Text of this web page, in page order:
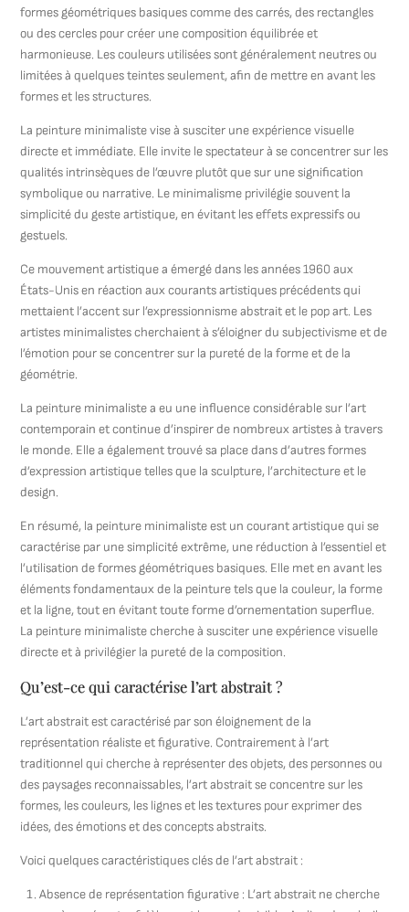
formes géométriques basiques comme des carrés, des rectangles
ou des cercles pour créer une composition équilibrée et
harmonieuse. Les couleurs utilisées sont généralement neutres ou
limitées à quelques teintes seulement, afin de mettre en avant les
formes et les structures.
La peinture minimaliste vise à susciter une expérience visuelle
directe et immédiate. Elle invite le spectateur à se concentrer sur les
qualités intrinsèques de l’œuvre plutôt que sur une signification
symbolique ou narrative. Le minimalisme privilégie souvent la
simplicité du geste artistique, en évitant les effets expressifs ou
gestuels.
Ce mouvement artistique a émergé dans les années 1960 aux
États-Unis en réaction aux courants artistiques précédents qui
mettaient l’accent sur l’expressionnisme abstrait et le pop art. Les
artistes minimalistes cherchaient à s’éloigner du subjectivisme et de
l’émotion pour se concentrer sur la pureté de la forme et de la
géométrie.
La peinture minimaliste a eu une influence considérable sur l’art
contemporain et continue d’inspirer de nombreux artistes à travers
le monde. Elle a également trouvé sa place dans d’autres formes
d’expression artistique telles que la sculpture, l’architecture et le
design.
En résumé, la peinture minimaliste est un courant artistique qui se
caractérise par une simplicité extrême, une réduction à l’essentiel et
l’utilisation de formes géométriques basiques. Elle met en avant les
éléments fondamentaux de la peinture tels que la couleur, la forme
et la ligne, tout en évitant toute forme d’ornementation superflue.
La peinture minimaliste cherche à susciter une expérience visuelle
directe et à privilégier la pureté de la composition.
Qu’est-ce qui caractérise l’art abstrait ?
L’art abstrait est caractérisé par son éloignement de la
représentation réaliste et figurative. Contrairement à l’art
traditionnel qui cherche à représenter des objets, des personnes ou
des paysages reconnaissables, l’art abstrait se concentre sur les
formes, les couleurs, les lignes et les textures pour exprimer des
idées, des émotions et des concepts abstraits.
Voici quelques caractéristiques clés de l’art abstrait :
Absence de représentation figurative : L’art abstrait ne cherche